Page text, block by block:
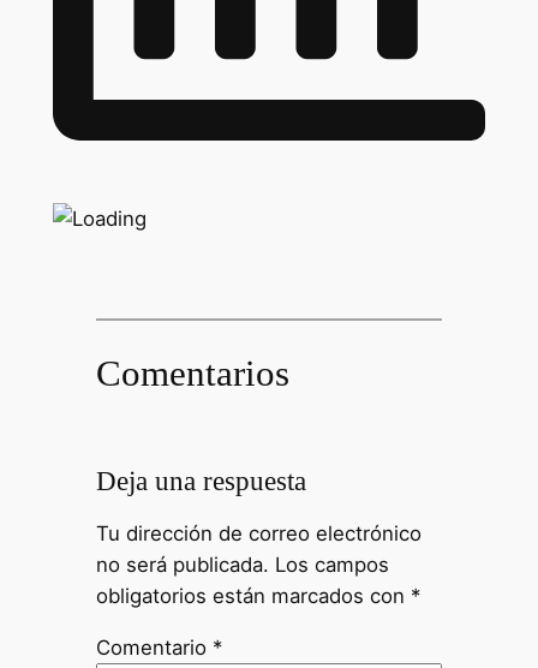
Comentarios
Deja una respuesta
Tu dirección de correo electrónico
no será publicada. Los campos
obligatorios están marcados con *
Comentario *